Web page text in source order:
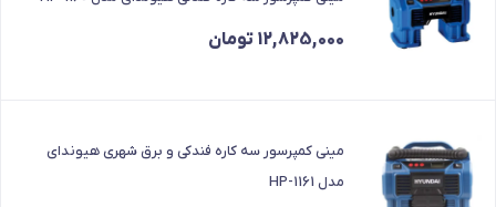
12,825,000 تومان
مینی کمپرسور سه کاره فندکی و برق شهری هیوندای
مدل HP-1161